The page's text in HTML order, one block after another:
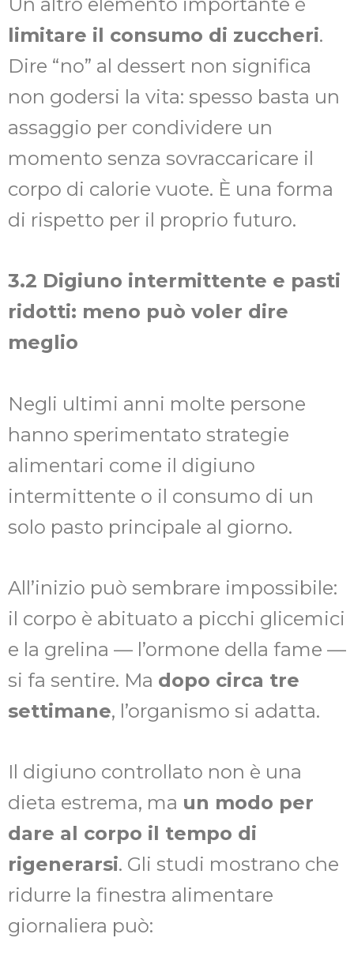
limitare il consumo di zuccheri.
Dire “no” al dessert non significa
non godersi la vita: spesso basta un
assaggio per condividere un
momento senza sovraccaricare il
corpo di calorie vuote. È una forma
di rispetto per il proprio futuro.
3.2 Digiuno intermittente e pasti
ridotti: meno può voler dire
meglio
Negli ultimi anni molte persone
hanno sperimentato strategie
alimentari come il digiuno
intermittente o il consumo di un
solo pasto principale al giorno.
All’inizio può sembrare impossibile:
il corpo è abituato a picchi glicemici
e la grelina — l’ormone della fame —
si fa sentire. Ma dopo circa tre
settimane, l’organismo si adatta.
Il digiuno controllato non è una
dieta estrema, ma un modo per
dare al corpo il tempo di
rigenerarsi. Gli studi mostrano che
ridurre la finestra alimentare
giornaliera può: